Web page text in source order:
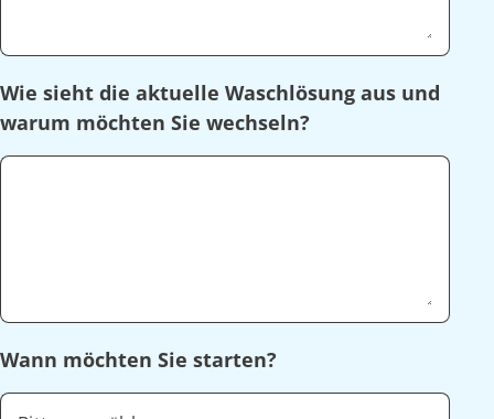
Wie sieht die aktuelle Waschlösung aus und
warum möchten Sie wechseln?
Wann möchten Sie starten?